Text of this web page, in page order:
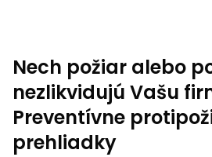
Nech požiar alebo
nezlikvidujú Vašu
Preventívne
prehliadky